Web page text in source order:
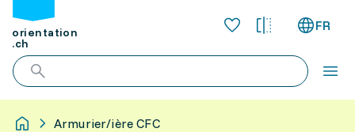
orientation
.ch
FR
Armurier/ière CFC